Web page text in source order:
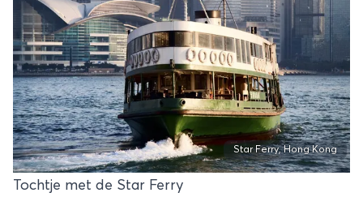
Star Ferry, Hong Kong
Tochtje met de Star Ferry